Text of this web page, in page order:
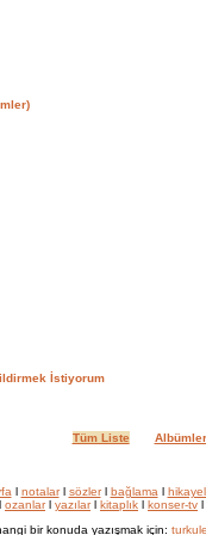
İstiyorum
Tüm Liste Albümler
l notalarl sözlerl bağlama l
l ozanlarl yazılarl kitaplık l konser-tv l
bir konuda yazışmak için: